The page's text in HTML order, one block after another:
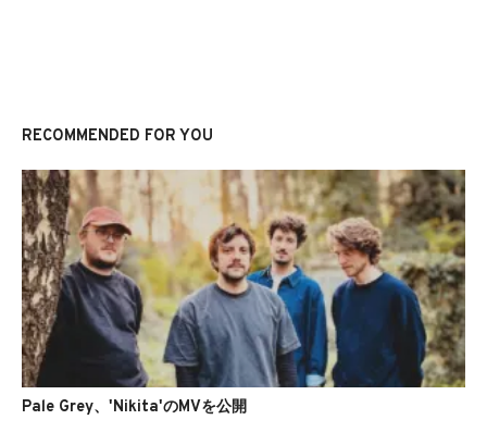
RECOMMENDED FOR YOU
Pale Grey、'Nikita'のMVを公開